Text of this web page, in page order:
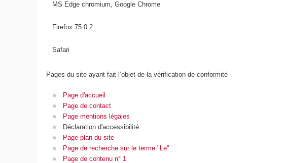
MS Edge chromium, Google Chrome
Firefox 75.0.2
Safari
Pages du site ayant fait l’objet de la vérification de conformité
Page d'accueil
Page de contact
Page mentions légales
Déclaration d'accessibilité
Page plan du site
Page de recherche sur le terme "Le"
Page de contenu n° 1